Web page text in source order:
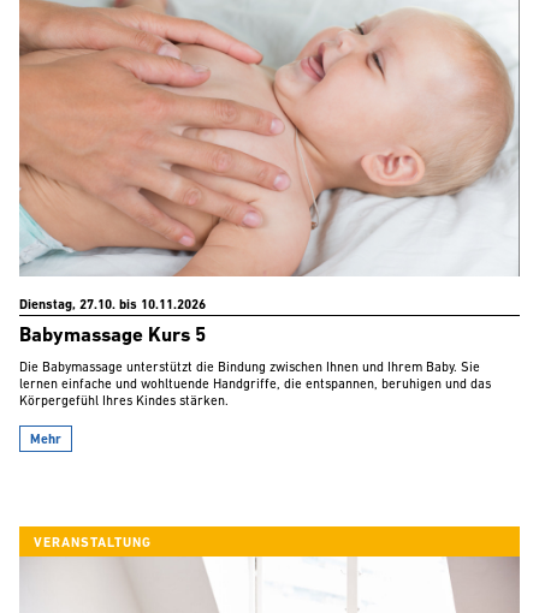
Dienstag, 27.10. bis 10.11.2026
Babymassage Kurs 5
Die Babymassage unterstützt die Bindung zwischen Ihnen und Ihrem Baby. Sie
lernen einfache und wohltuende Handgriffe, die entspannen, beruhigen und das
Körpergefühl Ihres Kindes stärken.
Mehr
VERANSTALTUNG